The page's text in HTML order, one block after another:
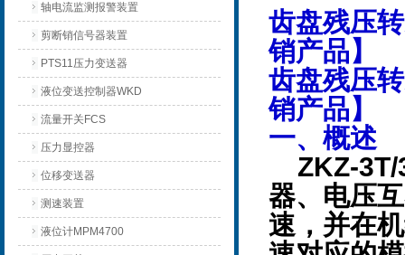
轴电流监测报警装置
剪断销信号器装置
PTS11压力变送器
液位变送控制器WKD
流量开关FCS
压力显控器
位移变送器
测速装置
液位计MPM4700
齿盘残压
销产品】
齿盘残压
销产品】
一、概述
ZKZ-3T/
器、电压
速，并在